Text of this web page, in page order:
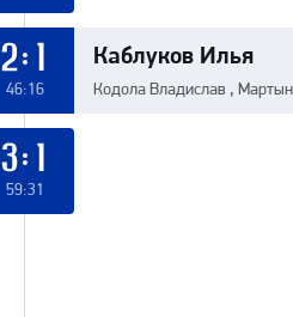
Каблуков Илья
Кодола Владислав ,
2:1
46:16
3:1
59:31